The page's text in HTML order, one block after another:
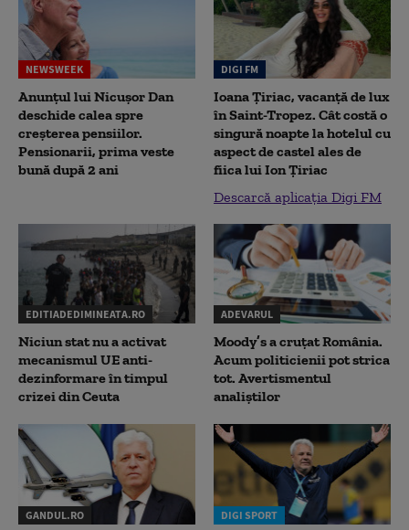
NEWSWEEK
Anunțul lui Nicușor Dan
deschide calea spre
creșterea pensiilor.
Pensionarii, prima veste
bună după 2 ani
DIGI FM
Ioana Țiriac, vacanță de lux
în Saint-Tropez. Cât costă o
singură noapte la hotelul cu
aspect de castel ales de
fiica lui Ion Țiriac
Descarcă aplicația Digi FM
EDITIADEDIMINEATA.RO
Niciun stat nu a activat
mecanismul UE anti-
dezinformare în timpul
crizei din Ceuta
ADEVARUL
Moody’s a cruțat România.
Acum politicienii pot strica
tot. Avertismentul
analiștilor
GANDUL.RO DIGI SPORT